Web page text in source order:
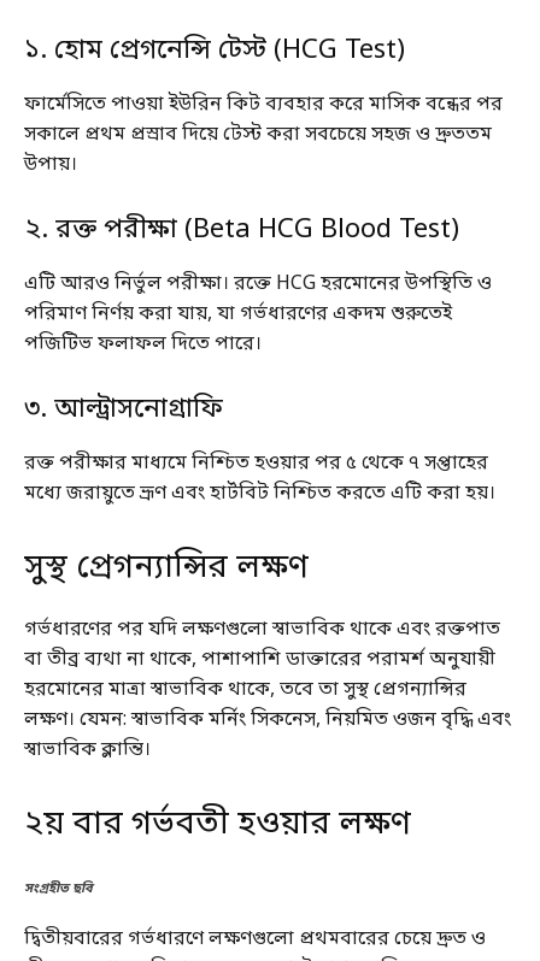
১. হোম প্রেগনেন্সি টেস্ট (HCG Test)
ফার্মেসিতে পাওয়া ইউরিন কিট ব্যবহার করে মাসিক বন্ধের পর
সকালে প্রথম প্রস্রাব দিয়ে টেস্ট করা সবচেয়ে সহজ ও দ্রুততম
উপায়।
২. রক্ত পরীক্ষা (Beta HCG Blood Test)
এটি আরও নির্ভুল পরীক্ষা। রক্তে HCG হরমোনের উপস্থিতি ও
পরিমাণ নির্ণয় করা যায়, যা গর্ভধারণের একদম শুরুতেই
পজিটিভ ফলাফল দিতে পারে।
৩. আল্ট্রাসনোগ্রাফি
রক্ত পরীক্ষার মাধ্যমে নিশ্চিত হওয়ার পর ৫ থেকে ৭ সপ্তাহের
মধ্যে জরায়ুতে ভ্রূণ এবং হার্টবিট নিশ্চিত করতে এটি করা হয়।
সুস্থ প্রেগন্যান্সির লক্ষণ
গর্ভধারণের পর যদি লক্ষণগুলো স্বাভাবিক থাকে এবং রক্তপাত
বা তীব্র ব্যথা না থাকে, পাশাপাশি ডাক্তারের পরামর্শ অনুযায়ী
হরমোনের মাত্রা স্বাভাবিক থাকে, তবে তা সুস্থ প্রেগন্যান্সির
লক্ষণ। যেমন: স্বাভাবিক মর্নিং সিকনেস, নিয়মিত ওজন বৃদ্ধি এবং
স্বাভাবিক ক্লান্তি।
২য় বার গর্ভবতী হওয়ার লক্ষণ
সংগ্রহীত ছবি
দ্বিতীয়বারের গর্ভধারণে লক্ষণগুলো প্রথমবারের চেয়ে দ্রুত ও